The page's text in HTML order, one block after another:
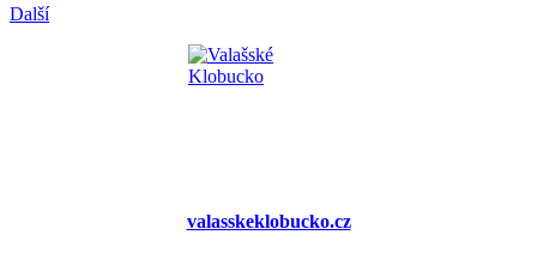
Další
valasskeklobucko.cz